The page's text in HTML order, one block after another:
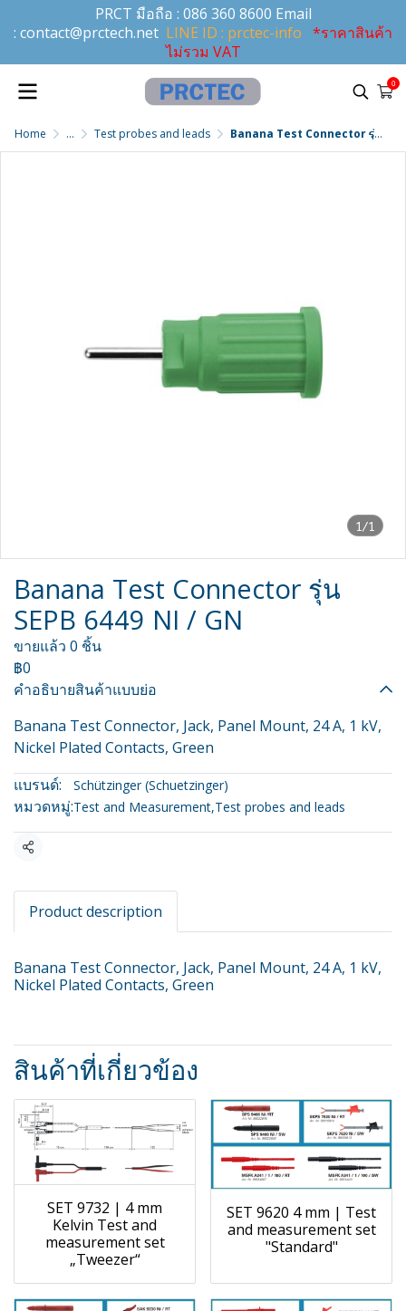
PRCT มือถือ : 086 360 8600 Email
: contact@prctech.net LINE ID : prctec-info *ราคาสินค้า
ไม่รวม VAT
0
Home ... Test probes and leads Banana Test Connector รุ่น SEPB 6449 NI / GN
1/1
Banana Test Connector รุ่น
SEPB 6449 NI / GN
ขายแล้ว 0 ชิ้น
฿0
คำอธิบายสินค้าแบบย่อ
Banana Test Connector, Jack, Panel Mount, 24 A, 1 kV,
Nickel Plated Contacts, Green
แบรนด์:
Schützinger (Schuetzinger)
หมวดหมู่:Test and Measurement,Test probes and leads
แชร์
Product description
Banana Test Connector, Jack, Panel Mount, 24 A, 1 kV,
Nickel Plated Contacts, Green
สินค้าที่เกี่ยวข้อง
SET 9732 | 4 mm
Kelvin Test and
measurement set
„Tweezer“
SET 9620 4 mm | Test
and measurement set
"Standard"